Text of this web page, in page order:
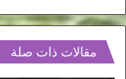
مقالات ذات صلة